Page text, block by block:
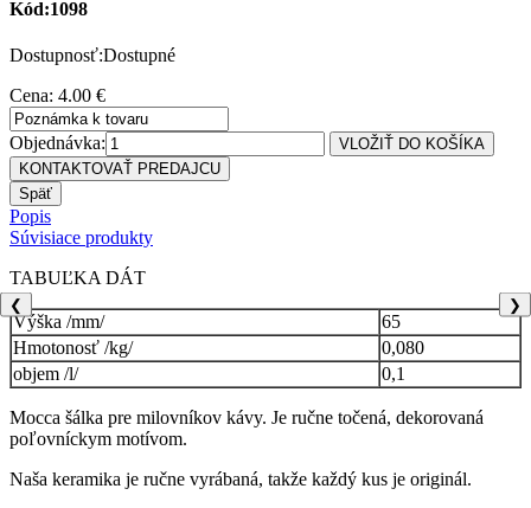
❮ ❯
Kód:1098
Dostupnosť:Dostupné
Cena: 4.00 €
Objednávka:
Popis
Súvisiace produkty
TABUĽKA DÁT
Výška /mm/
65
Hmotonosť /kg/
0,080
objem /l/
0,1
Mocca šálka pre milovníkov kávy. Je ručne točená, dekorovaná
poľovníckym motívom.
Naša keramika je ručne vyrábaná, takže každý kus je originál.